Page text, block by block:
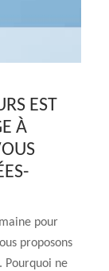
EST
À
pour
proposons
Pourquoi ne